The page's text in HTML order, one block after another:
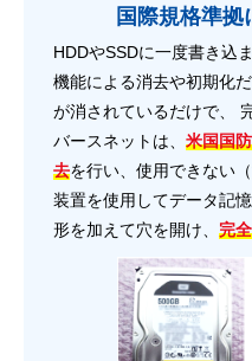
国際規格準
HDDやSSDに一度書き込
機能による消去や初期化
が消されているだけで、
バースネットは、 米国国
去を行い、使用できない
装置を使用してデータ記
形を加えて穴を開け、 完